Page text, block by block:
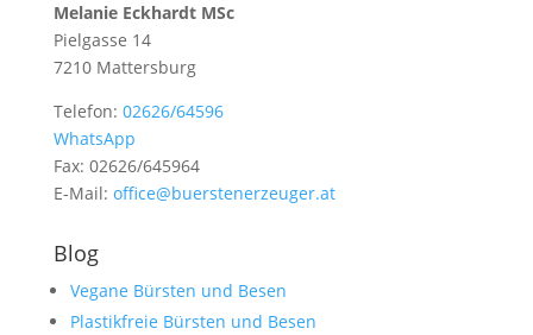
Melanie Eckhardt MSc
Pielgasse 14
7210 Mattersburg
Telefon: 02626/64596
WhatsApp
Fax: 02626/645964
E-Mail: office@buerstenerzeuger.at
Blog
Vegane Bürsten und Besen
Plastikfreie Bürsten und Besen